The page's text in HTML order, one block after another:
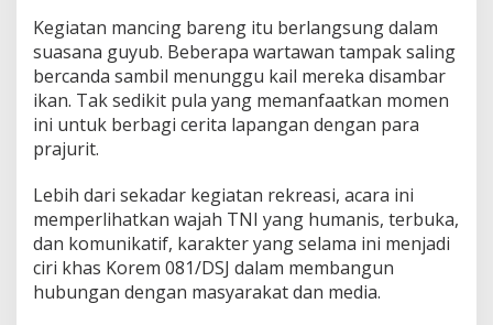
Kegiatan mancing bareng itu berlangsung dalam
suasana guyub. Beberapa wartawan tampak saling
bercanda sambil menunggu kail mereka disambar
ikan. Tak sedikit pula yang memanfaatkan momen
ini untuk berbagi cerita lapangan dengan para
prajurit.
Lebih dari sekadar kegiatan rekreasi, acara ini
memperlihatkan wajah TNI yang humanis, terbuka,
dan komunikatif, karakter yang selama ini menjadi
ciri khas Korem 081/DSJ dalam membangun
hubungan dengan masyarakat dan media.